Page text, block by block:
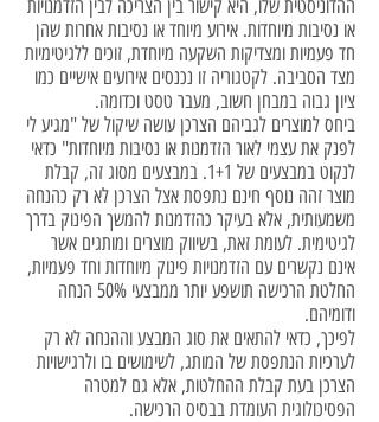
ההדוניסטית שלו, היא קישור בין הצריכה לבין הזדמנויות
או נסיבות מיוחדות. אירוע מיוחד או נסיבות אחרות שהן
חד פעמיות ומצדיקות השקעה מיוחדת, זוכים ללגיטימיות
מצד הסביבה. לקטגוריה זו נכנסים אירועים אישיים כמו
ציון גבוה במבחן חשוב, מעבר טסט וכדומה.
ביחס למוצרים לגביהם הצרכן עושה שיקול של "מגיע לי
לפנק את עצמי לאור הזדמנות או נסיבות מיוחדות" כדאי
לנקוט במבצעים של 1+1. במבצעים מסוג זה, קבלת
מוצר זהה נוסף חינם נתפסת אצל הצרכן לא רק כהנחה
משמעותית, אלא בעיקר כהזדמנות להמשך הפינוק בדרך
לגיטימית. לעומת זאת, בשיווק מוצרים ומותגים אשר
אינם נקשרים עם הזדמנויות פינוק מיוחדות וחד פעמיות,
החלטת הרכישה תושפע יותר ממבצעי 50% הנחה
ודומיהם.
לפיכך, כדאי להתאים את סוג המבצע וההנחה לא רק
לערכיות הנתפסת של המותג, לשימושים בו ולרגישויות
הצרכן בעת קבלת ההחלטות, אלא גם למטרה
הפסיכולוגית העומדת בבסיס הרכישה.